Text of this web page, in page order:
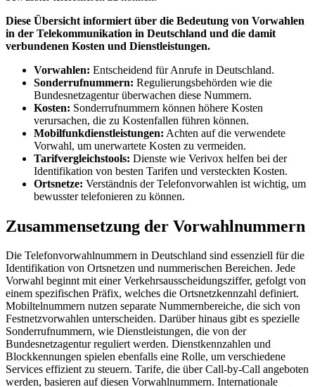
Diese Übersicht informiert über die Bedeutung von Vorwahlen
in der Telekommunikation in Deutschland und die damit
verbundenen Kosten und Dienstleistungen.
Vorwahlen: Entscheidend für Anrufe in Deutschland.
Sonderrufnummern: Regulierungsbehörden wie die
Bundesnetzagentur überwachen diese Nummern.
Kosten: Sonderrufnummern können höhere Kosten
verursachen, die zu Kostenfallen führen können.
Mobilfunkdienstleistungen: Achten auf die verwendete
Vorwahl, um unerwartete Kosten zu vermeiden.
Tarifvergleichstools: Dienste wie Verivox helfen bei der
Identifikation von besten Tarifen und versteckten Kosten.
Ortsnetze: Verständnis der Telefonvorwahlen ist wichtig, um
bewusster telefonieren zu können.
Zusammensetzung der Vorwahlnummern
Die Telefonvorwahlnummern in Deutschland sind essenziell für die
Identifikation von Ortsnetzen und nummerischen Bereichen. Jede
Vorwahl beginnt mit einer Verkehrsausscheidungsziffer, gefolgt von
einem spezifischen Präfix, welches die Ortsnetzkennzahl definiert.
Mobiltelnummern nutzen separate Nummernbereiche, die sich von
Festnetzvorwahlen unterscheiden. Darüber hinaus gibt es spezielle
Sonderrufnummern, wie Dienstleistungen, die von der
Bundesnetzagentur reguliert werden. Dienstkennzahlen und
Blockkennungen spielen ebenfalls eine Rolle, um verschiedene
Services effizient zu steuern. Tarife, die über Call-by-Call angeboten
werden, basieren auf diesen Vorwahlnummern. Internationale